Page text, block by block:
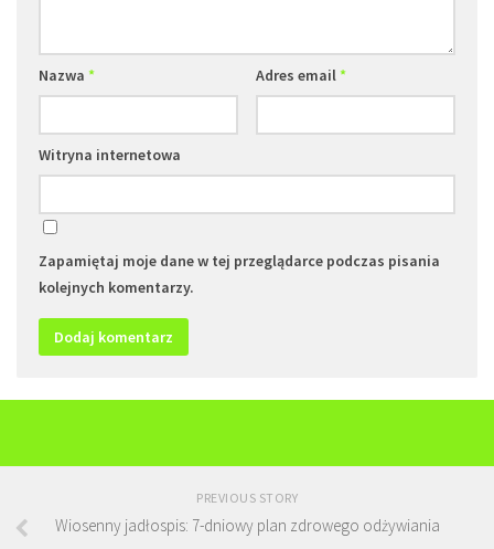
Nazwa * Adres email*
Witryna internetowa
Zapamiętaj moje dane w tej przeglądarce podczas pisania
kolejnych komentarzy.
PREVIOUS STORY
Wiosenny jadłospis: 7-dniowy plan zdrowego odżywiania